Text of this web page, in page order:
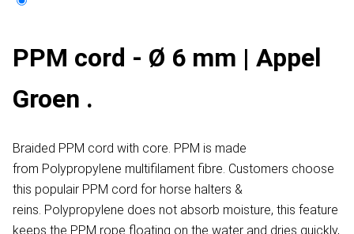
PPM cord - Ø 6 mm | Appel
Groen .
Braided PPM cord with core. PPM is made
from Polypropylene multifilament fibre. Customers choose
this populair PPM cord for horse halters &
reins. Polypropylene does not absorb moisture, this feature
keeps the PPM rope floating on the water and dries quickly,